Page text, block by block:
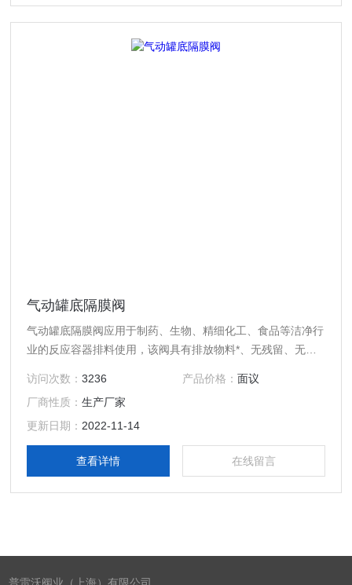
气动罐底隔膜阀
气动罐底隔膜阀应用于制药、生物、精细化工、食品等洁净行
业的反应容器排料使用，该阀具有排放物料*、无残留、无泄
访问次数：3236 产品价格： 面议
厂商性质：生产厂家
更新日期： 2022-11-14
查看详情 在线留言